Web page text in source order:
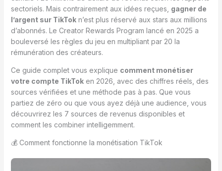
sectoriels. Mais contrairement aux idées reçues, gagner de
l’argent sur TikTokn’est plus réservé aux stars aux millions
d’abonnés. Le Creator Rewards Program lancé en 2025 a
bouleversé les règles du jeu en multipliant par 20 la
rémunération des créateurs.
Ce guide complet vous explique comment monétiser
votre compte TikToken 2026, avec des chiffres réels, des
sources vérifiées et une méthode pas à pas. Que vous
partiez de zéro ou que vous ayez déjà une audience, vous
découvrirez les 7 sources de revenus disponibles et
comment les combiner intelligemment.
💰 Comment fonctionne la monétisation TikTok